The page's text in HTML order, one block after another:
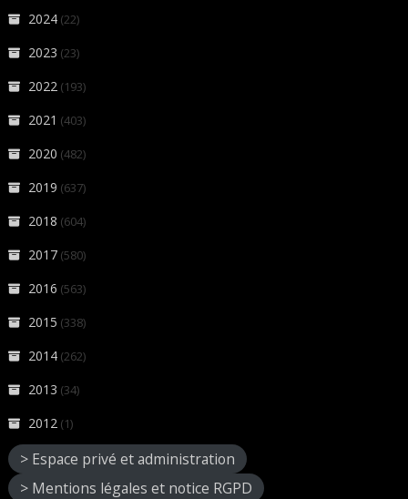
2024 (22)
2023 (23)
2022 (193)
2021 (403)
2020 (482)
2019 (637)
2018 (604)
2017 (580)
2016 (563)
2015 (338)
2014 (262)
2013 (34)
2012 (1)
> Espace privé et administration
> Mentions légales et notice RGPD